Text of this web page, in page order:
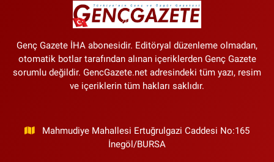
Genç Gazete İHA abonesidir. Editöryal düzenleme olmadan,
otomatik botlar tarafından alınan içeriklerden Genç Gazete
sorumlu değildir. GencGazete.net adresindeki tüm yazı, resim
ve içeriklerin tüm hakları saklıdır.
Mahmudiye Mahallesi Ertuğrulgazi Caddesi No:165
İnegöl/BURSA